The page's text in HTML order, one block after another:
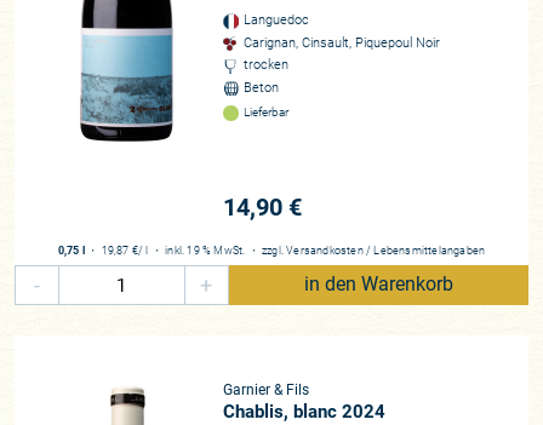
Languedoc
Carignan, Cinsault, Piquepoul Noir
trocken
Beton
Lieferbar
14,90 €
0,75 l ・ 19,87 €/ l ・inkl. 19 % MwSt. ・ zzgl.Versandkosten / Lebensmittelangaben
- + in den Warenkorb
Garnier & Fils
Chablis, blanc 2024